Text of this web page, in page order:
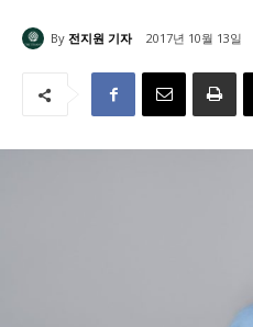
By 전지원 기자 2017년 10월 13일